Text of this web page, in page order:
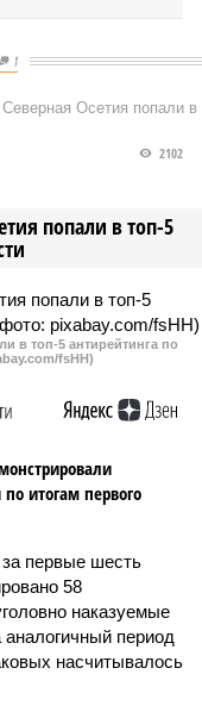
1
Осетия попали в
попали в топ-5
2102
в топ-5 антирейтинга по
fsHH)
итогам первого
первые шесть
58
наказуемые
период
насчитывалось